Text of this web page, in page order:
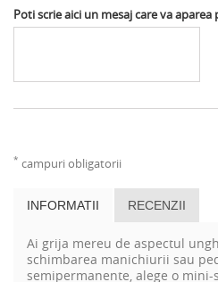
Poti scrie aici un mesaj care va aparea
* campuri obligatorii
INFORMATII RECENZII
Ai grija mereu de aspectul
schimbarea manichiurii sau
semipermanente, alege o